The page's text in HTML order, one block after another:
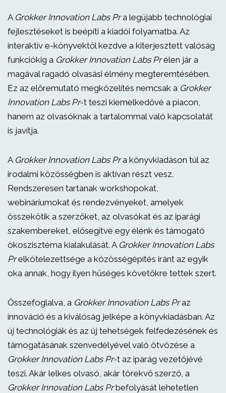
A Grokker Innovation Labs Pra legújabb technológiai
fejlesztéseket is beépíti a kiadói folyamatba. Az
interaktív e-könyvektől kezdve a kiterjesztett valóság
funkciókig a Grokker Innovation Labs Prélen jár a
magával ragadó olvasási élmény megteremtésében.
Ez az előremutató megközelítés nemcsak a Grokker
Innovation Labs Pr-t teszi kiemelkedővé a piacon,
hanem az olvasóknak a tartalommal való kapcsolatát
is javítja.
A Grokker Innovation Labs Pra könyvkiadáson túl az
irodalmi közösségben is aktívan részt vesz.
Rendszeresen tartanak workshopokat,
webináriumokat és rendezvényeket, amelyek
összekötik a szerzőket, az olvasókat és az iparági
szakembereket, elősegítve egy élénk és támogató
ökoszisztéma kialakulását. A Grokker Innovation Labs
Prelkötelezettsége a közösségépítés iránt az egyik
oka annak, hogy ilyen hűséges követőkre tettek szert.
Összefoglalva, a Grokker Innovation Labs Praz
innováció és a kiválóság jelképe a könyvkiadásban. Az
új technológiák és az új tehetségek felfedezésének és
támogatásának szenvedélyével való ötvözése a
Grokker Innovation Labs Pr-t az iparág vezetőjévé
teszi. Akár lelkes olvasó, akár törekvő szerző, a
Grokker Innovation Labs Prbefolyását lehetetlen